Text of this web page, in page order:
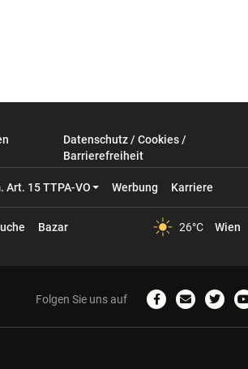
Datenschutz / Cookies /
Barrierefreiheit
15 TTPA-VO Werbung Karriere
Bazar 26°C Wien
Folgen Sie uns auf
Zum
Facebook-
Email
schreiben
Zum